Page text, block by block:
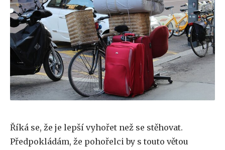
Říká se, že je lepší vyhořet než se stěhovat.
Předpokládám, že pohořelci by s touto větou